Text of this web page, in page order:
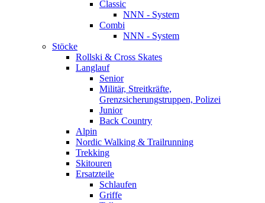
Classic
NNN - System
Combi
NNN - System
Stöcke
Rollski & Cross Skates
Langlauf
Senior
Militär, Streitkräfte,
Grenzsicherungstruppen, Polizei
Junior
Back Country
Alpin
Nordic Walking & Trailrunning
Trekking
Skitouren
Ersatzteile
Schlaufen
Griffe